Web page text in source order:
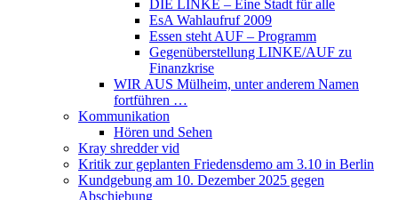
DIE LINKE – Eine Stadt für alle
EsA Wahlaufruf 2009
Essen steht AUF – Programm
Gegenüberstellung LINKE/AUF zu
Finanzkrise
WIR AUS Mülheim, unter anderem Namen
fortführen …
Kommunikation
Hören und Sehen
Kray shredder vid
Kritik zur geplanten Friedensdemo am 3.10 in Berlin
Kundgebung am 10. Dezember 2025 gegen
Abschiebung